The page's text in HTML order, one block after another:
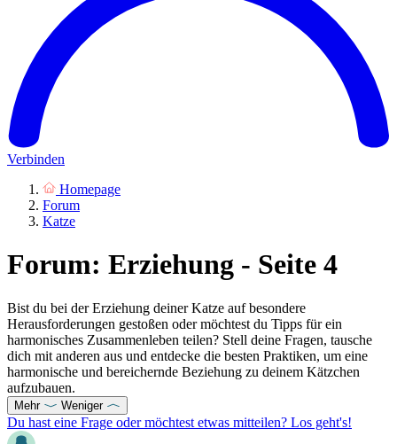
Verbinden
Homepage
Forum
Katze
Forum: Erziehung - Seite 4
Bist du bei der Erziehung deiner Katze auf besondere
Herausforderungen gestoßen oder möchtest du Tipps für ein
harmonisches Zusammenleben teilen? Stell deine Fragen, tausche
dich mit anderen aus und entdecke die besten Praktiken, um eine
harmonische und bereichernde Beziehung zu deinem Kätzchen
aufzubauen.
Mehr Weniger
Du hast eine Frage oder möchtest etwas mitteilen? Los geht's!